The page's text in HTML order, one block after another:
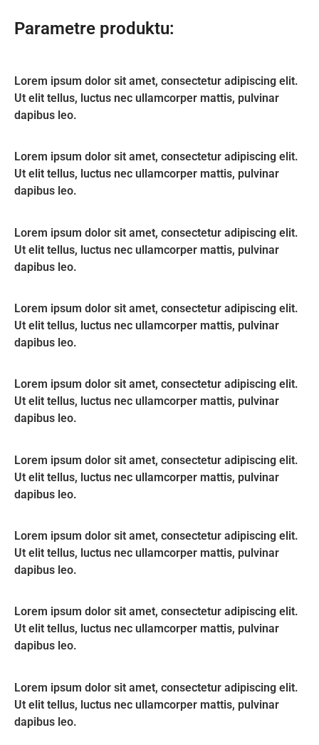
Parametre produktu:
Lorem ipsum dolor sit amet, consectetur adipiscing elit.
Ut elit tellus, luctus nec ullamcorper mattis, pulvinar
dapibus leo.
Lorem ipsum dolor sit amet, consectetur adipiscing elit.
Ut elit tellus, luctus nec ullamcorper mattis, pulvinar
dapibus leo.
Lorem ipsum dolor sit amet, consectetur adipiscing elit.
Ut elit tellus, luctus nec ullamcorper mattis, pulvinar
dapibus leo.
Lorem ipsum dolor sit amet, consectetur adipiscing elit.
Ut elit tellus, luctus nec ullamcorper mattis, pulvinar
dapibus leo.
Lorem ipsum dolor sit amet, consectetur adipiscing elit.
Ut elit tellus, luctus nec ullamcorper mattis, pulvinar
dapibus leo.
Lorem ipsum dolor sit amet, consectetur adipiscing elit.
Ut elit tellus, luctus nec ullamcorper mattis, pulvinar
dapibus leo.
Lorem ipsum dolor sit amet, consectetur adipiscing elit.
Ut elit tellus, luctus nec ullamcorper mattis, pulvinar
dapibus leo.
Lorem ipsum dolor sit amet, consectetur adipiscing elit.
Ut elit tellus, luctus nec ullamcorper mattis, pulvinar
dapibus leo.
Lorem ipsum dolor sit amet, consectetur adipiscing elit.
Ut elit tellus, luctus nec ullamcorper mattis, pulvinar
dapibus leo.